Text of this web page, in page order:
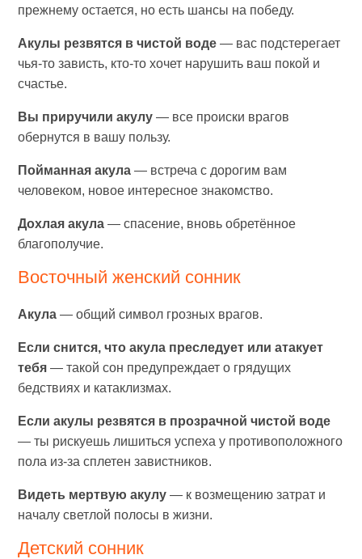
прежнему остается, но есть шансы на победу.
Акулы резвятся в чистой воде — вас подстерегает
чья-то зависть, кто-то хочет нарушить ваш покой и
счастье.
Вы приручили акулу — все происки врагов
обернутся в вашу пользу.
Пойманная акула — встреча с дорогим вам
человеком, новое интересное знакомство.
Дохлая акула — спасение, вновь обретённое
благополучие.
Восточный женский сонник
Акула — общий символ грозных врагов.
Если снится, что акула преследует или атакует
тебя — такой сон предупреждает о грядущих
бедствиях и катаклизмах.
Если акулы резвятся в прозрачной чистой воде
— ты рискуешь лишиться успеха у противоположного
пола из-за сплетен завистников.
Видеть мертвую акулу — к возмещению затрат и
началу светлой полосы в жизни.
Детский сонник